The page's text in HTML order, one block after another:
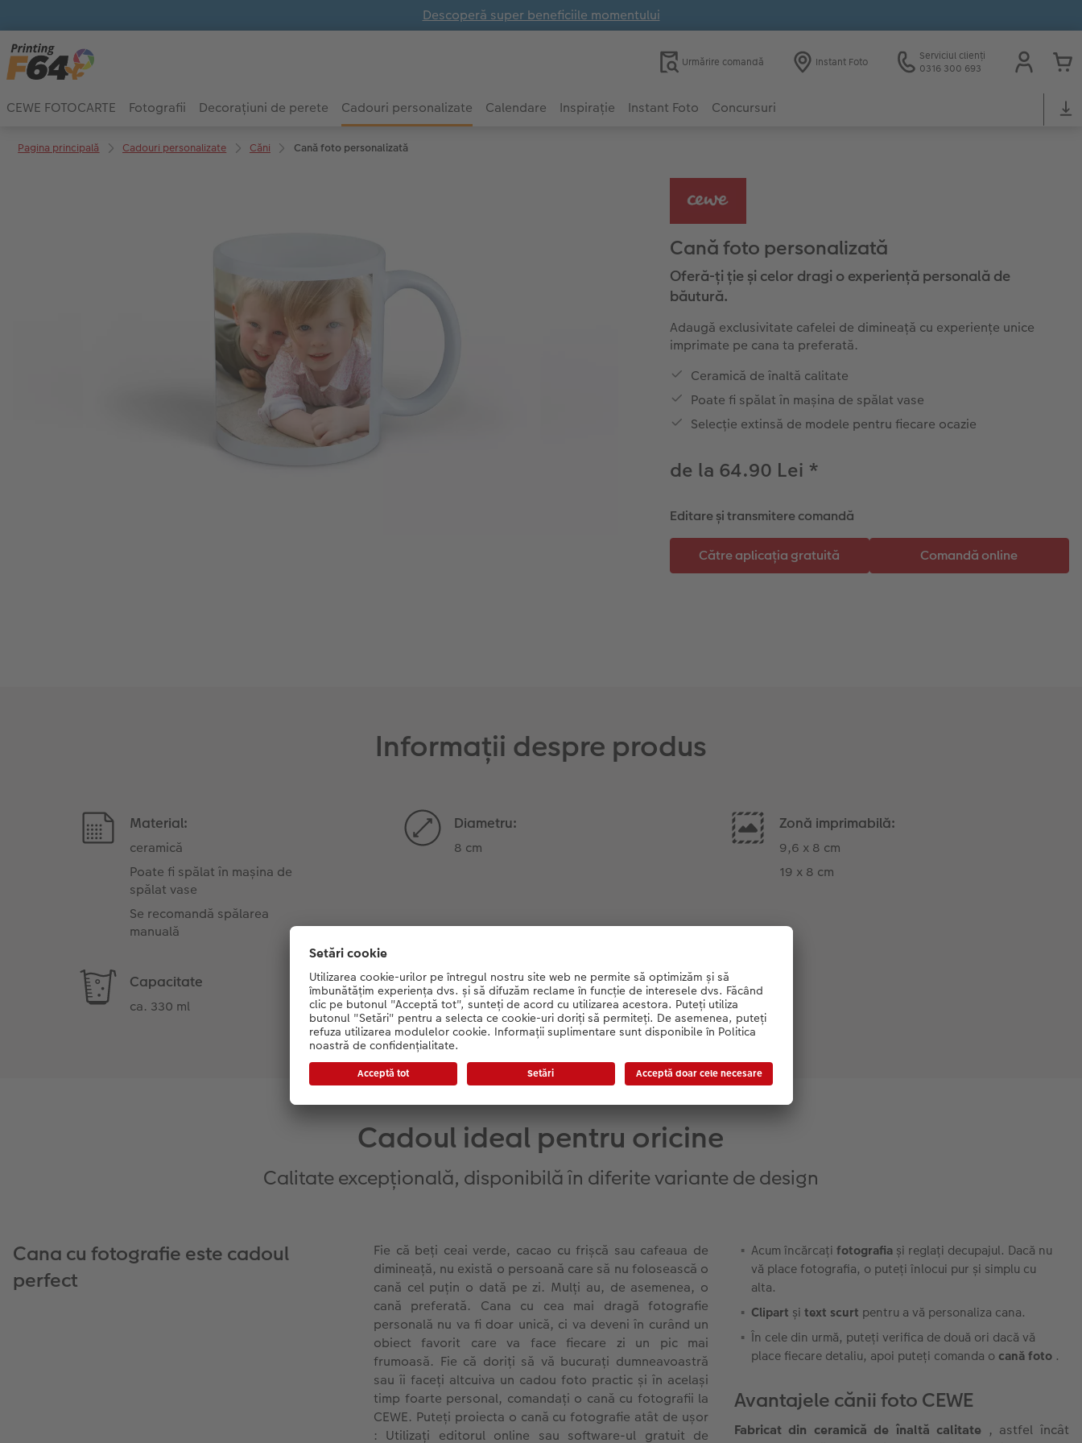
Descoperă super beneficiile momentului
Urmărire comandă Instant Foto
Serviciul clienți
0316 300 693
CEWE FOTOCARTE Fotografii Decorațiuni de perete Cadouri personalizate Calendare Inspirație Instant Foto Concursuri
Pagina principală Cadouri personalizate Căni Cană foto personalizată
Cană foto personalizată
Oferă-ți ție și celor dragi o experiență personală de
băutură.
Adaugă exclusivitate cafelei de dimineață cu experiențe unice
imprimate pe cana ta preferată.
Ceramică de înaltă calitate
Poate fi spălat în mașina de spălat vase
Selecție extinsă de modele pentru fiecare ocazie
de la 64.90 Lei *
Editare și transmitere comandă
Informații despre produs
Material:
ceramică
Poate fi spălat în mașina de
spălat vase
Se recomandă spălarea
manuală
Diametru:
8 cm
Zonă imprimabilă:
9,6 x 8 cm
19 x 8 cm
Capacitate
ca. 330 ml
Sfat:
Se spală manual pentru a
proteja culorile.
Cadoul ideal pentru oricine
Calitate excepțională, disponibilă în diferite variante de design
Cana cu fotografie este cadoul
perfect
Fie că beți ceai verde, cacao cu frișcă sau cafeaua de
dimineață, nu există o persoană care să nu folosească o
cană cel puțin o dată pe zi. Mulți au, de asemenea, o
cană preferată. Cana cu cea mai dragă fotografie
personală nu va fi doar unică, ci va deveni în curând un
obiect favorit care va face fiecare zi un pic mai
frumoasă. Fie că doriți să vă bucurați dumneavoastră
sau îi faceți altcuiva un cadou foto practic și în același
timp foarte personal, comandați o cană cu fotografii la
CEWE. Puteți proiecta o cană cu fotografie atât de ușor
: Utilizați editorul online sau software-ul gratuit de
Acum încărcați fotografia și reglați decupajul. Dacă nu
vă place fotografia, o puteți înlocui pur și simplu cu
alta.
Clipart și text scurt pentru a vă personaliza cana.
În cele din urmă, puteți verifica de două ori dacă vă
place fiecare detaliu, apoi puteți comanda o cană foto .
Avantajele cănii foto CEWE
Fabricat din ceramică de înaltă calitate , astfel încât